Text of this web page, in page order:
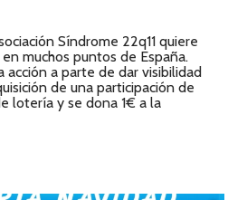
Síndrome 22q11 quiere
muchos puntos de España.
acción a parte de dar visibilidad
de una participación de
lotería y se dona 1€ a la